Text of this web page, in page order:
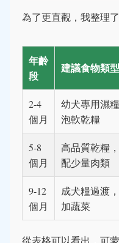
為了更直觀，我整理
年齡
段
建議食物類型
2-4
個月
幼犬專用濕
泡軟乾糧
5-8
個月
高品質乾糧
配少量肉類
9-12
個月
成犬糧過渡
加蔬菜
從表格可以看出，可